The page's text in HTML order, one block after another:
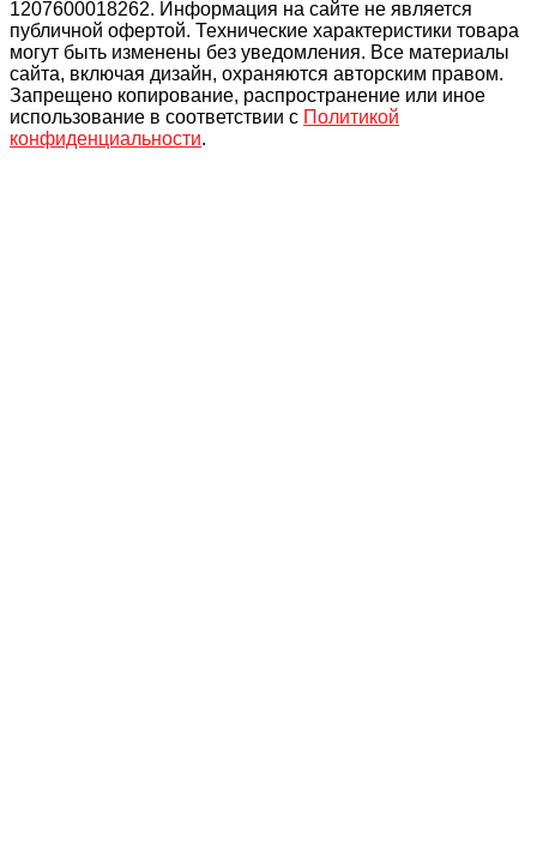
1207600018262. Информация на сайте не является
публичной офертой. Технические характеристики товара
могут быть изменены без уведомления. Все материалы
сайта, включая дизайн, охраняются авторским правом.
Запрещено копирование, распространение или иное
использование в соответствии с Политикой
конфиденциальности.